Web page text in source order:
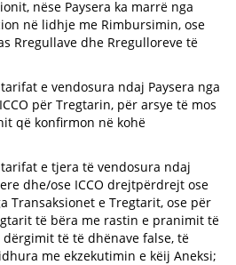
nëse Paysera ka marrë nga
në lidhje me Rimbursimin, ose
Rregullave dhe Rregulloreve të
e vendosura ndaj Paysera nga
për Tregtarin, për arsye të mos
që konfirmon në kohë
e tjera të vendosura ndaj
dhe/ose ICCO drejtpërdrejt ose
Transaksionet e Tregtarit, ose për
të bëra me rastin e pranimit të
dërgimit të të dhënave false, të
me ekzekutimin e këij Aneksi;